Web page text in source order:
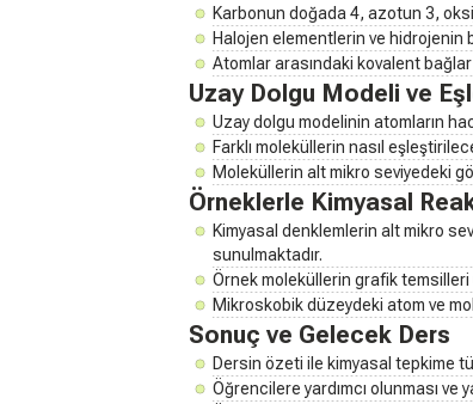
Karbonun doğada 4, azotun 3,
Halojen elementlerin ve hidrojenin
Atomlar arasındaki kovalent
Uzay Dolgu Modeli ve
Uzay dolgu modelinin atomların
Farklı moleküllerin nasıl
Moleküllerin alt mikro seviyedeki
Örneklerle Kimyasal
Kimyasal denklemlerin alt mikro
sunulmaktadır.
Örnek moleküllerin grafik temsilleri
Mikroskobik düzeydeki atom ve
Sonuç ve Gelecek Ders
Dersin özeti ile kimyasal tepkime
Öğrencilere yardımcı olunması ve